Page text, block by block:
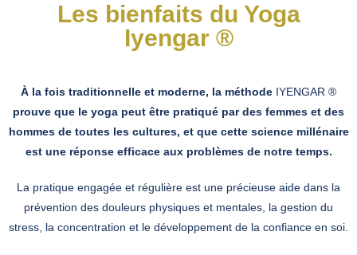
Les bienfaits du Yoga
Iyengar ®
À la fois traditionnelle et moderne, la méthode IYENGAR ®
prouve que le yoga peut être pratiqué par des femmes et des
hommes de toutes les cultures, et que cette science millénaire
est une réponse efficace aux problèmes de notre temps.
La pratique engagée et régulière est une précieuse aide dans la
prévention des douleurs physiques et mentales, la gestion du
stress, la concentration et le développement de la confiance en soi.